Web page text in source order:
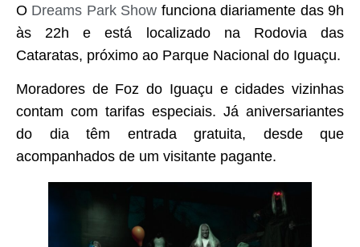
O Dreams Park Show funciona diariamente das 9h
às 22h e está localizado na Rodovia das
Cataratas, próximo ao Parque Nacional do Iguaçu.
Moradores de Foz do Iguaçu e cidades vizinhas
contam com tarifas especiais. Já aniversariantes
do dia têm entrada gratuita, desde que
acompanhados de um visitante pagante.